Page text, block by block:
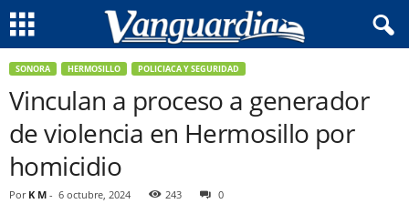
SONORA HERMOSILLO POLICIACA Y SEGURIDAD
Vinculan a proceso a generador
de violencia en Hermosillo por
homicidio
Por K M - 6 octubre, 2024 243 0